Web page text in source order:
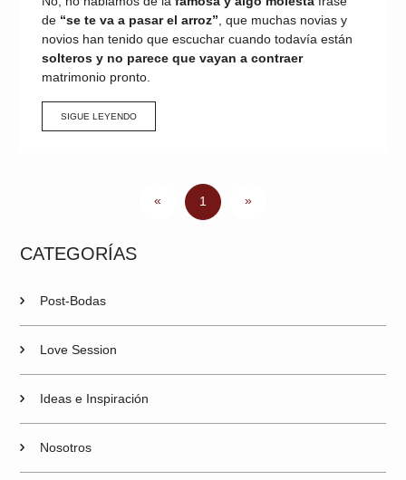
de “se te va a pasar el arroz” , que muchas novias y
novios han tenido que escuchar cuando todavía están
solteros y no parece que vayan a contraer
matrimonio pronto.
SIGUE LEYENDO
« 1 »
CATEGORÍAS
Post-Bodas
Love Session
Ideas e Inspiración
Nosotros